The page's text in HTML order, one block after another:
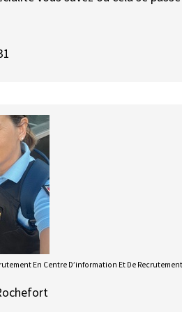
En Centre D’information Et De